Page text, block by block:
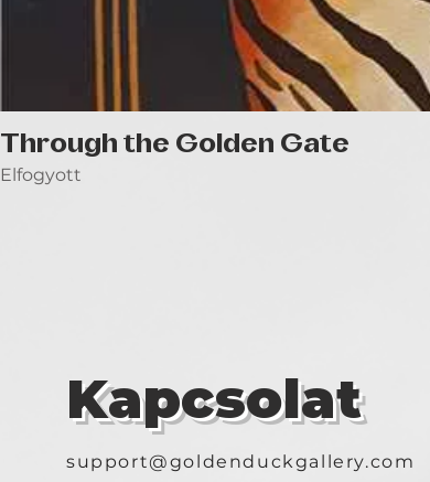
Through the Golden Gate
Elfogyott
Kapcsolat
support@goldenduckgallery.com